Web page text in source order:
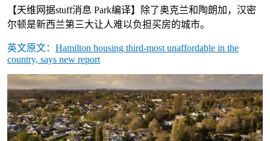
【天维网据stuff消息 Park编译】除了奥克兰和陶朗加，汉密
尔顿是新西兰第三大让人难以负担买房的城市。
英文原文： Hamilton housing third-most unaffordable in the
country, says new report